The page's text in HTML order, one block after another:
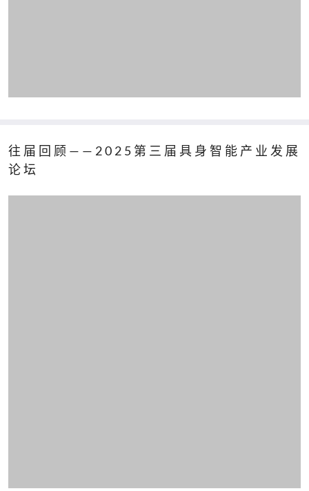
往届回顾——2025第三届具身智能产业发展
论坛